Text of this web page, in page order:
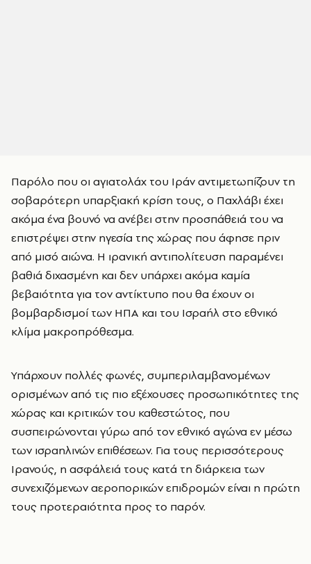
Παρόλο που οι αγιατολάχ του Ιράν αντιμετωπίζουν τη
σοβαρότερη υπαρξιακή κρίση τους, ο Παχλάβι έχει
ακόμα ένα βουνό να ανέβει στην προσπάθειά του να
επιστρέψει στην ηγεσία της χώρας που άφησε πριν
από μισό αιώνα. Η ιρανική αντιπολίτευση παραμένει
βαθιά διχασμένη και δεν υπάρχει ακόμα καμία
βεβαιότητα για τον αντίκτυπο που θα έχουν οι
βομβαρδισμοί των ΗΠΑ και του Ισραήλ στο εθνικό
κλίμα μακροπρόθεσμα.
Υπάρχουν πολλές φωνές, συμπεριλαμβανομένων
ορισμένων από τις πιο εξέχουσες προσωπικότητες της
χώρας και κριτικών του καθεστώτος, που
συσπειρώνονται γύρω από τον εθνικό αγώνα εν μέσω
των ισραηλινών επιθέσεων. Για τους περισσότερους
Ιρανούς, η ασφάλειά τους κατά τη διάρκεια των
συνεχιζόμενων αεροπορικών επιδρομών είναι η πρώτη
τους προτεραιότητα προς το παρόν.